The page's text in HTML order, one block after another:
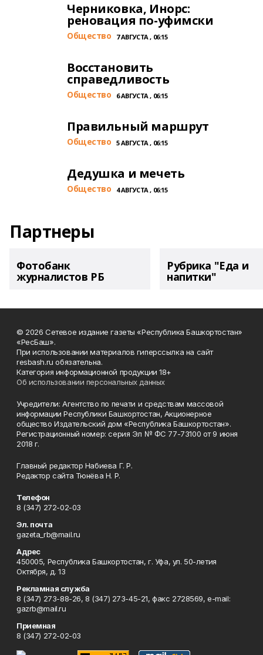
Черниковка, Инорс:
реновация по-уфимски
Общество 7 АВГУСТА , 06:15
Восстановить
справедливость
Общество 6 АВГУСТА , 06:15
Правильный маршрут
Общество 5 АВГУСТА , 06:15
Дедушка и мечеть
Общество 4 АВГУСТА , 06:15
Партнеры
Фотобанк
журналистов РБ
Рубрика "Еда и
напитки"
© 2026 Сетевое издание газеты «Республика Башкортостан»
«РесБаш».
При использовании материалов гиперссылка на сайт
resbash.ru обязательна.
Категория информационной продукции 18+
Об использовании персональных данных
Учредители: Агентство по печати и средствам массовой
информации Республики Башкортостан, Акционерное
общество Издательский дом «Республика Башкортостан».
Регистрационный номер: серия Эл № ФС 77-73100 от 9 июня
2018 г.
Главный редактор Набиева Г. Р.
Редактор сайта Тюнёва Н. Р.
Телефон
8 (347) 272-02-03
Эл. почта
gazeta_rb@mail.ru
Адрес
450005, Республика Башкортостан, г. Уфа, ул. 50-летия
Октября, д. 13
Рекламная служба
8 (347) 273-88-26, 8 (347) 273-45-21, факс 2728569, e-mail:
gazrb@mail.ru
Приемная
8 (347) 272-02-03